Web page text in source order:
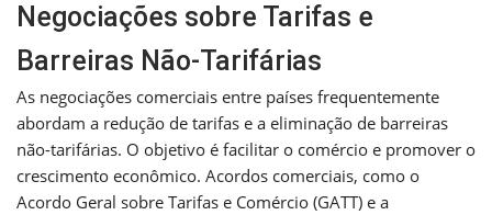
Negociações sobre Tarifas e
Barreiras Não-Tarifárias
As negociações comerciais entre países frequentemente
abordam a redução de tarifas e a eliminação de barreiras
não-tarifárias. O objetivo é facilitar o comércio e promover o
crescimento econômico. Acordos comerciais, como o
Acordo Geral sobre Tarifas e Comércio (GATT) e a